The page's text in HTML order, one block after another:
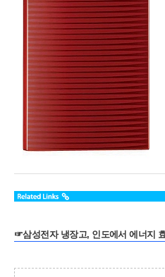
☞삼성전자 냉장고, 인도에서 에너지